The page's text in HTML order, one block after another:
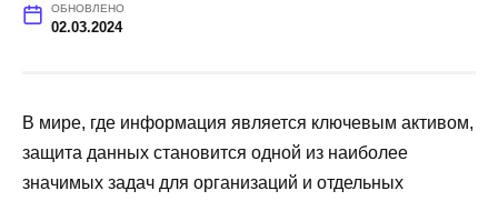
ОБНОВЛЕНО
02.03.2024
В мире, где информация является ключевым активом,
защита данных становится одной из наиболее
значимых задач для организаций и отдельных